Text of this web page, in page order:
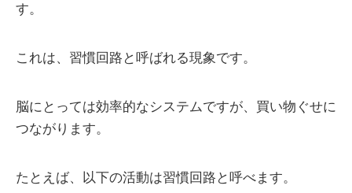
す。
これは、習慣回路と呼ばれる現象です。
脳にとっては効率的なシステムですが、買い物ぐせに
つながります。
たとえば、以下の活動は習慣回路と呼べます。